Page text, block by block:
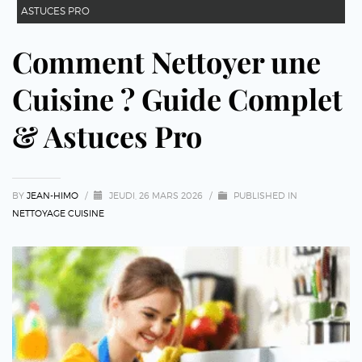
ASTUCES PRO
Comment Nettoyer une
Cuisine ? Guide Complet
& Astuces Pro
BY JEAN-HIMO / JEUDI, 26 MARS 2026 /
PUBLISHED IN
NETTOYAGE CUISINE